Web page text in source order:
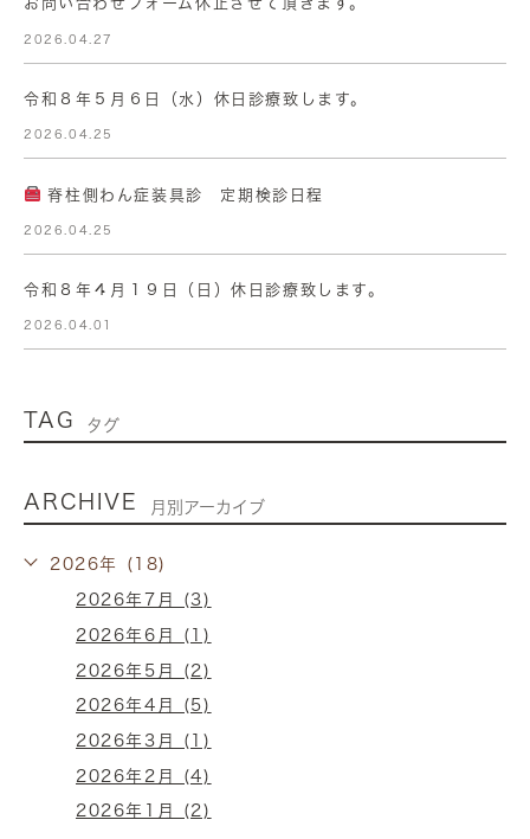
お問い合わせフォーム休止させて頂きます。
2026.04.27
令和８年５月６日（水）休日診療致します。
2026.04.25
脊柱側わん症装具診 定期検診日程
2026.04.25
令和８年４月１９日（日）休日診療致します。
2026.04.01
TAG タグ
ARCHIVE 月別アーカイブ
2026年 (18)
2026年7月 (3)
2026年6月 (1)
2026年5月 (2)
2026年4月 (5)
2026年3月 (1)
2026年2月 (4)
2026年1月 (2)